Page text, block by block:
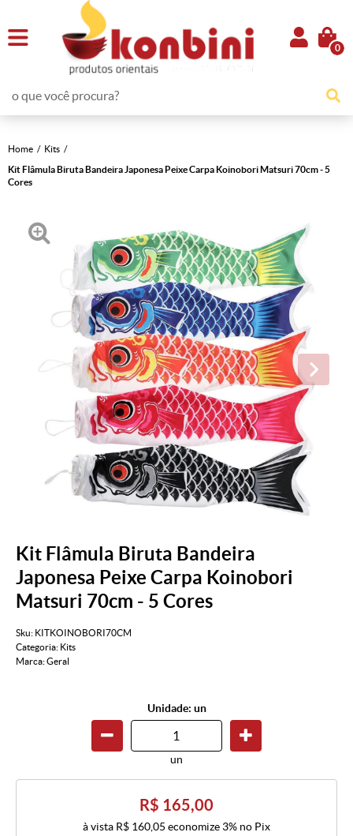
0
Home
Kits
Kit Flâmula Biruta Bandeira Japonesa Peixe Carpa Koinobori Matsuri 70cm - 5
Cores
Kit Flâmula Biruta Bandeira
Japonesa Peixe Carpa Koinobori
Matsuri 70cm - 5 Cores
Sku: KITKOINOBORI70CM
Categoria: Kits
Marca:Geral
Unidade: un
un
R$ 165,00
à vista R$ 160,05 economize 3% no Pix